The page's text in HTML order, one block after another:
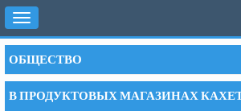
Toggle
navigation
ОБЩЕСТВО
В ПРОДУКТОВЫХ МАГАЗИНАХ